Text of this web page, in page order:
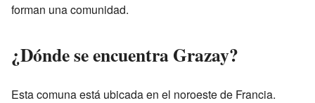
forman una comunidad.
¿Dónde se encuentra Grazay?
Esta comuna está ubicada en el noroeste de Francia.